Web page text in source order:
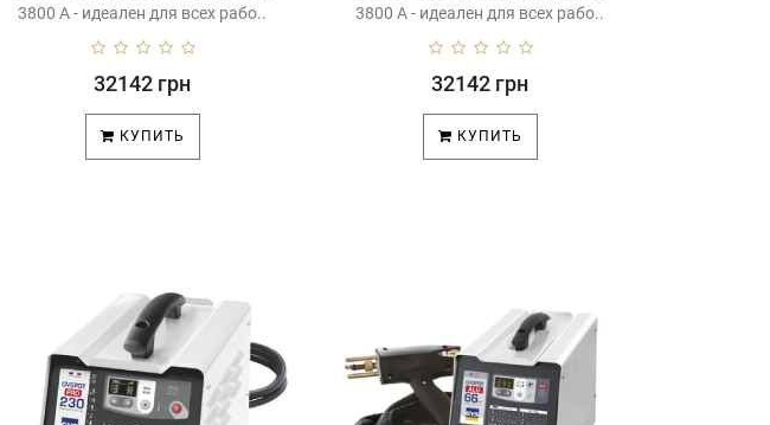
3800 A - идеален для всех рабо..
32142 грн
КУПИТЬ
3800 A - идеален для всех рабо..
32142 грн
КУПИТЬ